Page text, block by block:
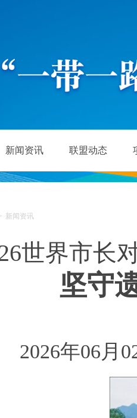
新闻资讯 联盟动态
新闻资讯
世界市长
坚守
2026年06月